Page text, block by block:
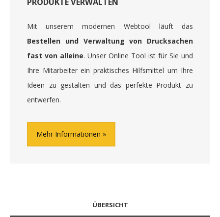
Mit unserem modernen Webtool läuft das
Bestellen und Verwaltung von Drucksachen
fast von alleine. Unser Online Tool ist für Sie und
Ihre Mitarbeiter ein praktisches Hilfsmittel um Ihre
Ideen zu gestalten und das perfekte Produkt zu
entwerfen.
Mehr Informationen
ÜBERSICHT